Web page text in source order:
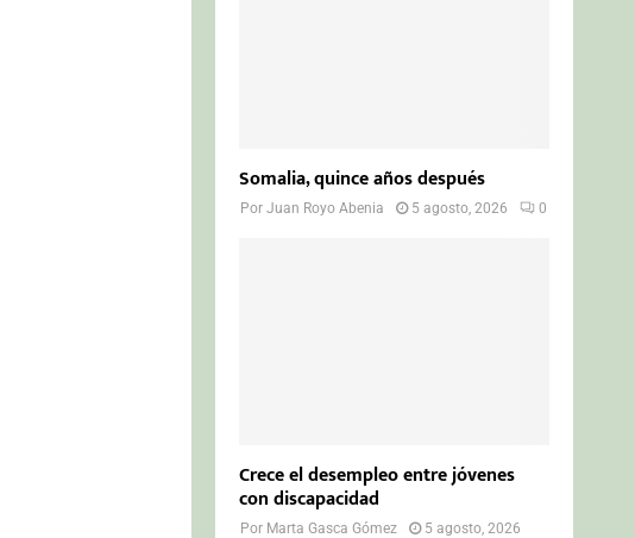
Somalia, quince años después
PorJuan Royo Abenia 5 agosto, 2026 0
Crece el desempleo entre jóvenes
con discapacidad
Por Marta Gasca Gómez
5 agosto, 2026